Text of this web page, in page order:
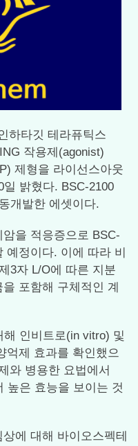
하타깃 테라퓨틱스
작용제(agonist)
제형을 라이선스아웃
밝혔다. BSC-2100
개발한 에셋이다.
을 적응증으로 BSC-
예정이다. 이에 따라 비
3자 L/O에 따른 지분
포함해 구체적인 계
해 인비트로(in vitro) 및
억제 효과를 확인했으
와 병용한 요법에서
높은 효능을 보이는 것
에 대해 바이오스펙테